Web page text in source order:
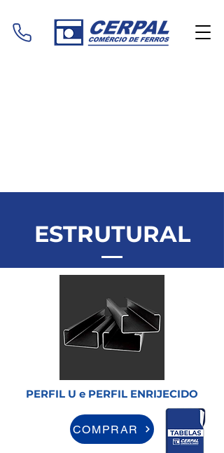
ESTRUTURAL
PERFIL U e PERFIL ENRIJECIDO
COMPRAR